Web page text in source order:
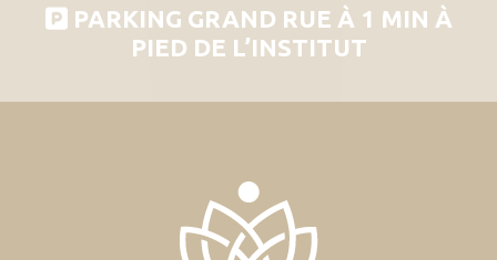
PARKING GRAND RUE À 1 MIN À
PIED DE L’INSTITUT